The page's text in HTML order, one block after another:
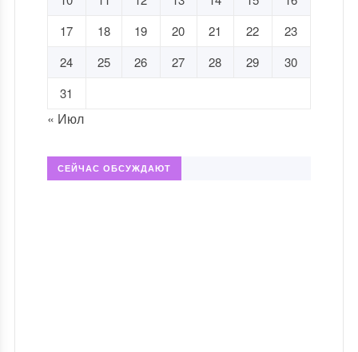
17
18 19 20 21 22
23
24
25 26 27 28 29
30
31
« Июл
СЕЙЧАС ОБСУЖДАЮТ